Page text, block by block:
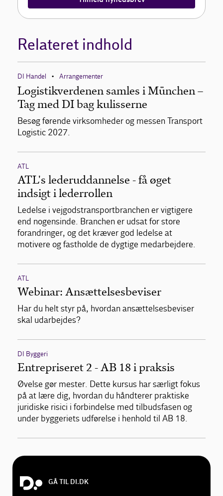
Relateret indhold
DI Handel • Arrangementer
Logistikverdenen samles i München –
Tag med DI bag kulisserne
Besøg førende virksomheder og messen Transport
Logistic 2027.
ATL
ATL's lederuddannelse - få øget
indsigt i lederrollen
Ledelse i vejgodstransportbranchen er vigtigere
end nogensinde. Branchen er udsat for store
forandringer, og det kræver god ledelse at
motivere og fastholde de dygtige medarbejdere.
ATL
Webinar: Ansættelsesbeviser
Har du helt styr på, hvordan ansættelsesbeviser
skal udarbejdes?
DI Byggeri
Entrepriseret 2 - AB 18 i praksis
Øvelse gør mester. Dette kursus har særligt fokus
på at lære dig, hvordan du håndterer praktiske
juridiske risici i forbindelse med tilbudsfasen og
under byggeriets udførelse i henhold til AB 18.
GÅ TIL DI.DK